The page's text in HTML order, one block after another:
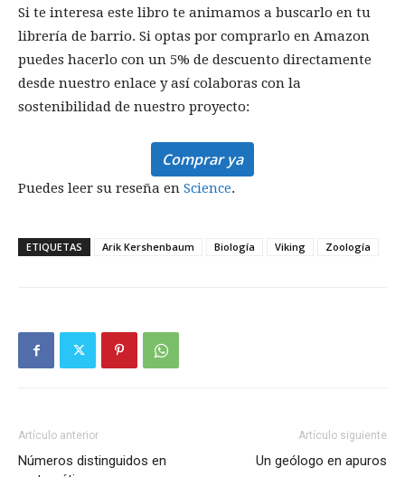
Si te interesa este libro te animamos a buscarlo en tu
librería de barrio. Si optas por comprarlo en Amazon
puedes hacerlo con un 5% de descuento directamente
desde nuestro enlace y así colaboras con la
sostenibilidad de nuestro proyecto:
Comprar ya
Puedes leer su reseña en Science.
ETIQUETAS Arik Kershenbaum Biología Viking Zoología
Artículo anterior
Números distinguidos en
Artículo siguiente
Un geólogo en apuros